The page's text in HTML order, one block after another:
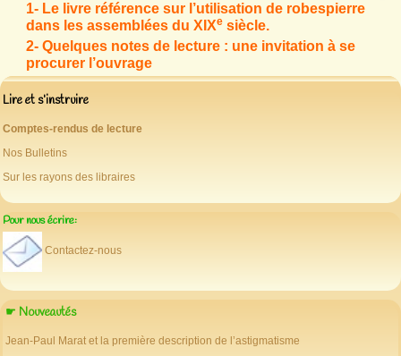
1- Le livre référence sur l’utilisation de robespierre
dans les assemblées du XIXe siècle.
2- Quelques notes de lecture : une invitation à se
procurer l’ouvrage
Lire et s’instruire
Comptes-rendus de lecture
Nos Bulletins
Sur les rayons des libraires
Pour nous écrire:
Contactez-nous
☛ Nouveautés
Jean-Paul Marat et la première description de l’astigmatisme